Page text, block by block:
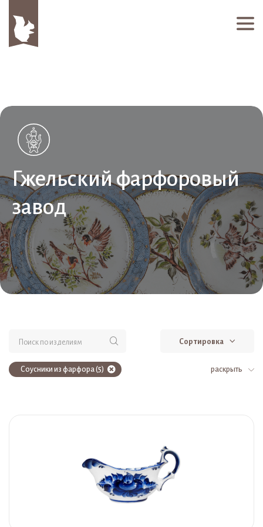
Гжельский фарфоровый
завод
Сортировка
раскрыть
Соусники из фарфора (5)